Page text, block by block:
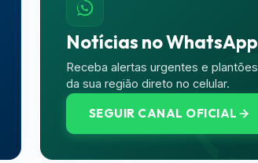
Notícias no WhatsApp
Receba alertas urgentes e plantões
da sua região direto no celular.
SEGUIR CANAL OFICIAL